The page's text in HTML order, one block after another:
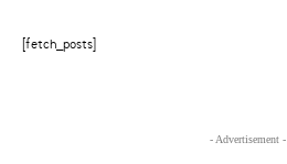
[fetch_posts]
- Advertisement -